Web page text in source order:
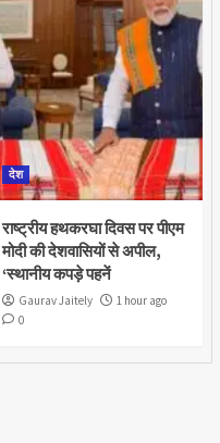
देश
राष्ट्रीय हथकरघा दिवस पर पीएम
मोदी की देशवासियों से अपील,
‘स्थानीय कपड़े पहनें
Gaurav Jaitely
1 hour ago
0